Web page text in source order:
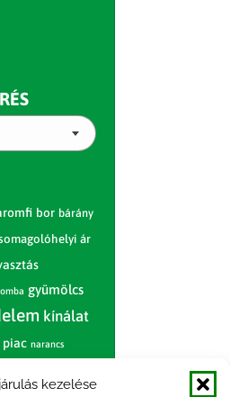
kezelése
bor bárány
ár
gyümölcs
kínálat
piac narancs